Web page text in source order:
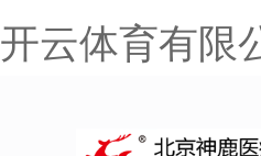
开云体育有限